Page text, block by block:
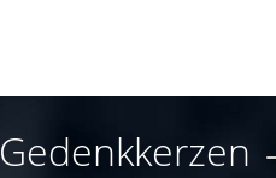
Gedenkkerzen